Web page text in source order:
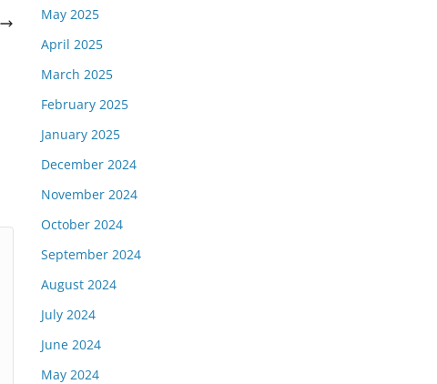
May 2025
April 2025
March 2025
February 2025
January 2025
December 2024
November 2024
October 2024
September 2024
August 2024
July 2024
June 2024
May 2024